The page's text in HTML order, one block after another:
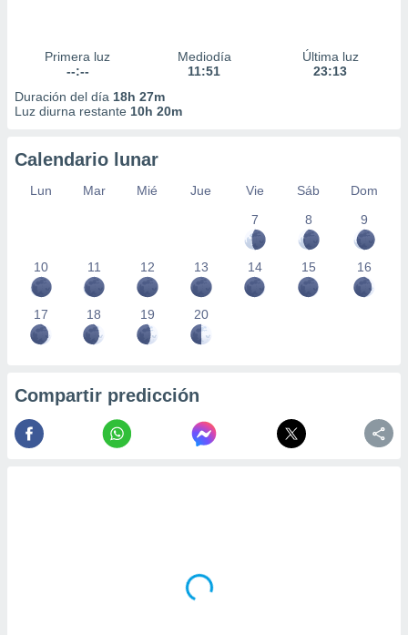
Primera luz
--:--
Mediodía
11:51
Última luz
23:13
Duración del día 18h 27m
Luz diurna restante 10h 20m
Calendario lunar
Lun Mar Mié Jue Vie Sáb
Dom
7
8 9
10 11 12 13 14 15 16
17 18 19 20
Compartir predicción